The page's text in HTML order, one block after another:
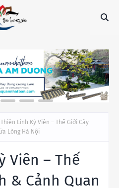
Thiên Linh Kỳ Viên – Thế Giới Cây
Lòng Hà Nội
Viên – Thế
& Cảnh Quan